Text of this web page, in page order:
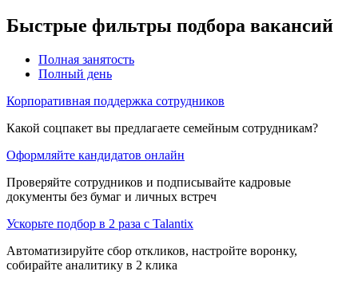
Быстрые фильтры подбора вакансий
Полная занятость
Полный день
Корпоративная поддержка сотрудников
Какой соцпакет вы предлагаете семейным сотрудникам?
Оформляйте кандидатов онлайн
Проверяйте сотрудников и подписывайте кадровые
документы без бумаг и личных встреч
Ускорьте подбор в 2 раза с Talantix
Автоматизируйте сбор откликов, настройте воронку,
собирайте аналитику в 2 клика